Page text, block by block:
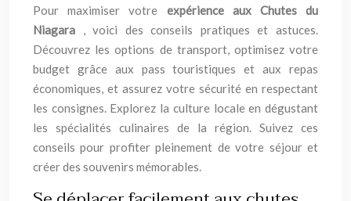
Pour maximiser votre expérience aux Chutes du
Niagara , voici des conseils pratiques et astuces.
Découvrez les options de transport, optimisez votre
budget grâce aux pass touristiques et aux repas
économiques, et assurez votre sécurité en respectant
les consignes. Explorez la culture locale en dégustant
les spécialités culinaires de la région. Suivez ces
conseils pour profiter pleinement de votre séjour et
créer des souvenirs mémorables.